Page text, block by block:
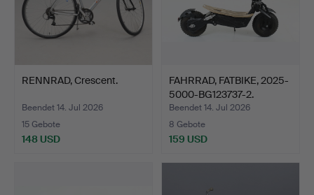
RENNRAD, Crescent.
Beendet 14. Jul 2026
15 Gebote
148 USD
FAHRRAD, FATBIKE, 2025-
5000-BG123737-2.
Beendet 14. Jul 2026
8 Gebote
159 USD